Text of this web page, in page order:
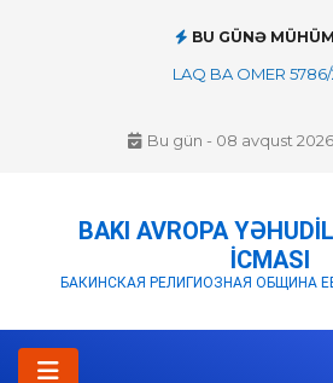
BU GÜNƏ MÜHÜM
LAQ BA OMER
Bu gün - 08 avqust 2026
BAKI AVROPA
İCMASI
БАКИНСКАЯ РЕЛИГИОЗНАЯ ОБЩИНА